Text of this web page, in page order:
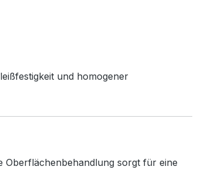
und homogener
Oberflächenbehandlung sorgt für eine